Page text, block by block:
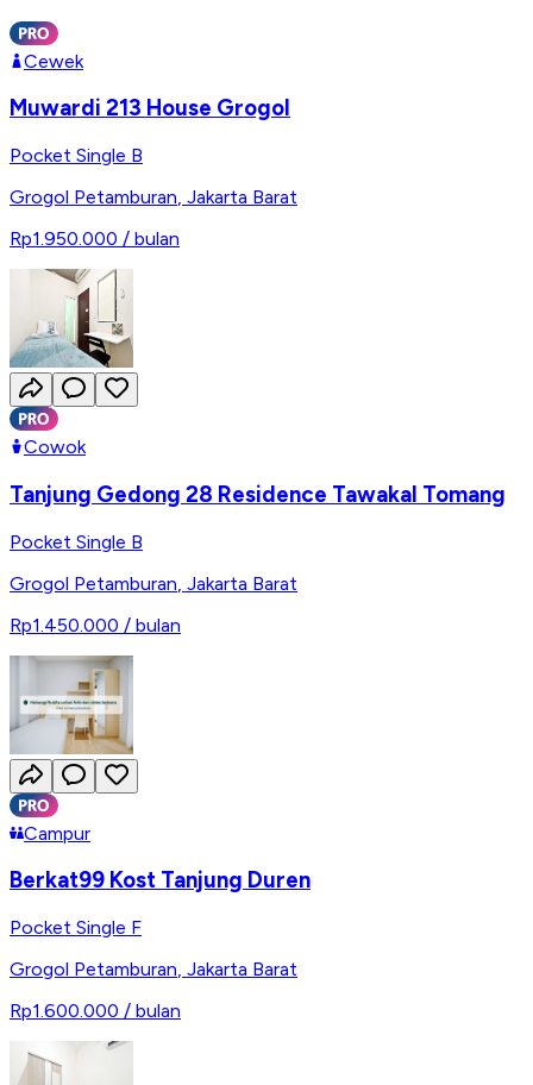
Cewek
Muwardi 213 House Grogol
Pocket Single B
Grogol Petamburan, Jakarta Barat
Rp1.950.000 / bulan
Cowok
Tanjung Gedong 28 Residence Tawakal Tomang
Pocket Single B
Grogol Petamburan Jakarta Barat
Rp1.450.000 / bulan
Campur
Berkat99 Kost Tanjung Duren
Pocket Single F
Grogol Petamburan, Jakarta Barat
Rp1.600.000 / bulan